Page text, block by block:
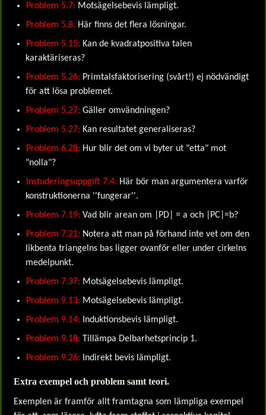
Problem 5.7: Motsägelsebevis lämpligt.
Problem 5.8: Här finns det flera lösningar.
Problem 5.15: Kan de kvadratpositiva talen
karaktäriseras?
Problem 5.26: Primtalsfaktorisering (svårt!) ej nödvändigt
för att lösa problemet.
Problem 5.27: Gäller omvändningen?
Problem 5.27: Kan resultatet generaliseras?
Problem 6.28: Hur blir det om vi byter ut "etta" mot
"nolla"?
Instuderingsuppgift 7.4: Här bör man argumentera varför
konstruktionerna ''fungerar''.
Problem 7.19: Vad blir arean om |PD| = a och |PC|=b?
Problem 7.21: Notera att man på förhand inte vet om den
likbenta triangelns bas ligger ovanför eller under cirkelns
medelpunkt.
Problem 7.37: Motsägelsebevis lämpligt.
Problem 9.13: Motsägelsebevis lämpligt.
Problem 9.14: Induktionsbevis lämpligt.
Problem 9.18: Tillämpa Delbarhetsprincip 1.
Problem 9.26: Indirekt bevis lämpligt.
Extra exempel och problem samt teori.
Exemplen är framför allt framtagna som lämpliga exempel